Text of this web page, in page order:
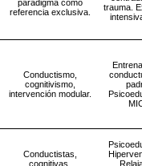
paradigma como
referencia exclusiva.
trauma.
Conductismo,
cognitivismo,
intervención modular.
Conductistas,
cognitivas,